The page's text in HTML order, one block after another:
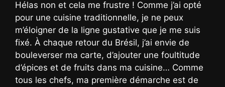
Hélas non et cela me frustre ! Comme j’ai opté
pour une cuisine traditionnelle, je ne peux
m’éloigner de la ligne gustative que je me suis
fixé. À chaque retour du Brésil, j’ai envie de
bouleverser ma carte, d’ajouter une foultitude
d’épices et de fruits dans ma cuisine… Comme
tous les chefs, ma première démarche est de